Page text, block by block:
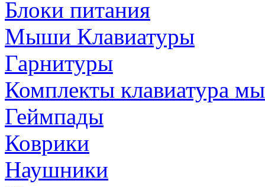
Блоки питания
Мыши Клавиатуры
Гарнитуры
Комплекты клавиатура
Геймпады
Коврики
Наушники